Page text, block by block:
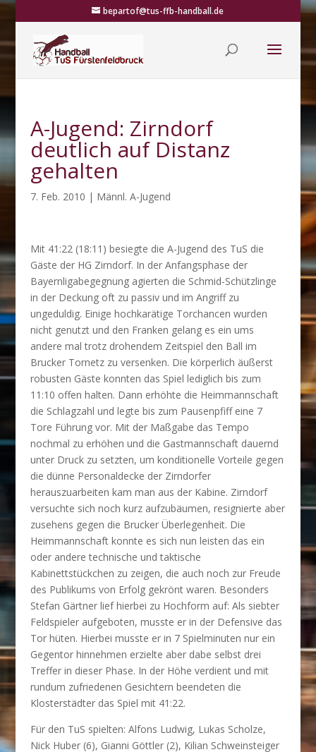
bepartof@tus-ffb-handball.de
A-Jugend: Zirndorf
deutlich auf Distanz
gehalten
7. Feb. 2010 | Männl. A-Jugend
Mit 41:22 (18:11) besiegte die A-Jugend des TuS die
Gäste der HG Zirndorf. In der Anfangsphase der
Bayernligabegegnung agierten die Schmid-Schützlinge
in der Deckung oft zu passiv und im Angriff zu
ungeduldig. Einige hochkarätige Torchancen wurden
nicht genutzt und den Franken gelang es ein ums
andere mal trotz drohendem Zeitspiel den Ball im
Brucker Tornetz zu versenken. Die körperlich äußerst
robusten Gäste konnten das Spiel lediglich bis zum
11:10 offen halten. Dann erhöhte die Heimmannschaft
die Schlagzahl und legte bis zum Pausenpfiff eine 7
Tore Führung vor. Mit der Maßgabe das Tempo
nochmal zu erhöhen und die Gastmannschaft dauernd
unter Druck zu setzten, um konditionelle Vorteile gegen
die dünne Personaldecke der Zirndorfer
herauszuarbeiten kam man aus der Kabine. Zirndorf
versuchte sich noch kurz aufzubäumen, resignierte aber
zusehens gegen die Brucker Überlegenheit. Die
Heimmannschaft konnte es sich nun leisten das ein
oder andere technische und taktische
Kabinettstückchen zu zeigen, die auch noch zur Freude
des Publikums von Erfolg gekrönt waren. Besonders
Stefan Gärtner lief hierbei zu Hochform auf: Als siebter
Feldspieler aufgeboten, musste er in der Defensive das
Tor hüten. Hierbei musste er in 7 Spielminuten nur ein
Gegentor hinnehmen erzielte aber dabe selbst drei
Treffer in dieser Phase. In der Höhe verdient und mit
rundum zufriedenen Gesichtern beendeten die
Klosterstädter das Spiel mit 41:22.
Für den TuS spielten: Alfons Ludwig, Lukas Scholze,
Nick Huber (6), Gianni Göttler (2), Kilian Schweinsteiger